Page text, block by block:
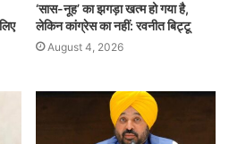
‘सास-नूह’ का झगड़ा खत्म हो गया है,
लेकिन कांग्रेस का नहीं: रवनीत बिट्टू
August 4, 2026